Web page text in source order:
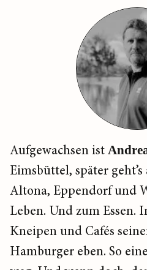
Aufgewachsen ist
Eimsbüttel, später
Altona, Eppendorf und
Leben. Und zum Essen.
Kneipen und Cafés
Hamburger eben. So